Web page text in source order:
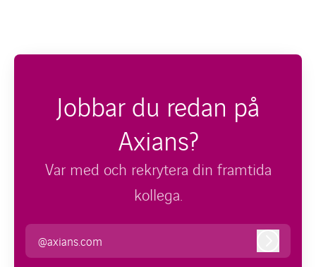
Jobbar du redan på
Axians?
Var med och rekrytera din framtida
kollega.
@axians.com